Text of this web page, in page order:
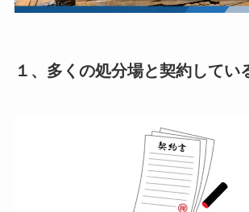
１、多くの処分場と契約してい